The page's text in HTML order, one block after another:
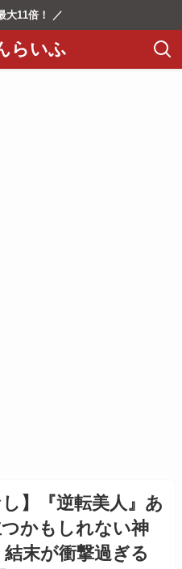
大11倍！ ／
らいふ
】『逆転美人』あ
かもしれない神
末が衝撃過ぎる